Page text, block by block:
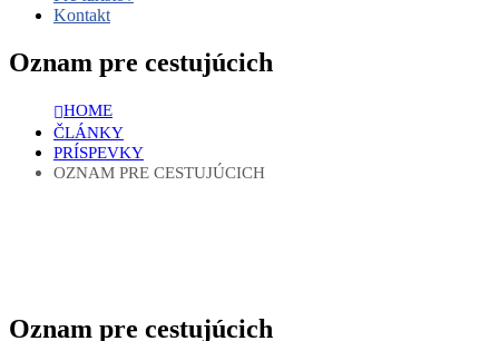
Kontakt
Oznam pre cestujúcich
HOME
ČLÁNKY
PRÍSPEVKY
OZNAM PRE CESTUJÚCICH
Oznam pre cestujúcich